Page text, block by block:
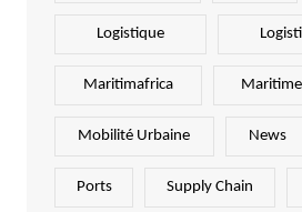
Logistique
Maritimafrica Maritime
Mobilité Urbaine News
Ports Supply Chain